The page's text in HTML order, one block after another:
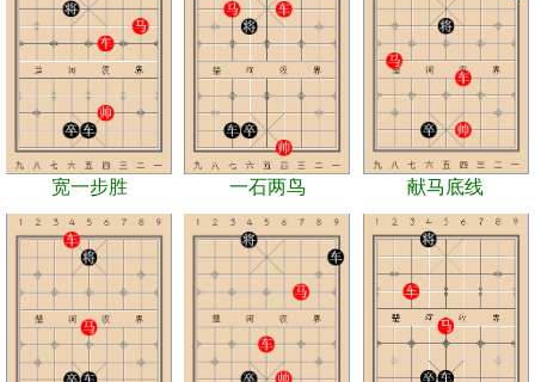
宽一步胜 一石两鸟 献马底线